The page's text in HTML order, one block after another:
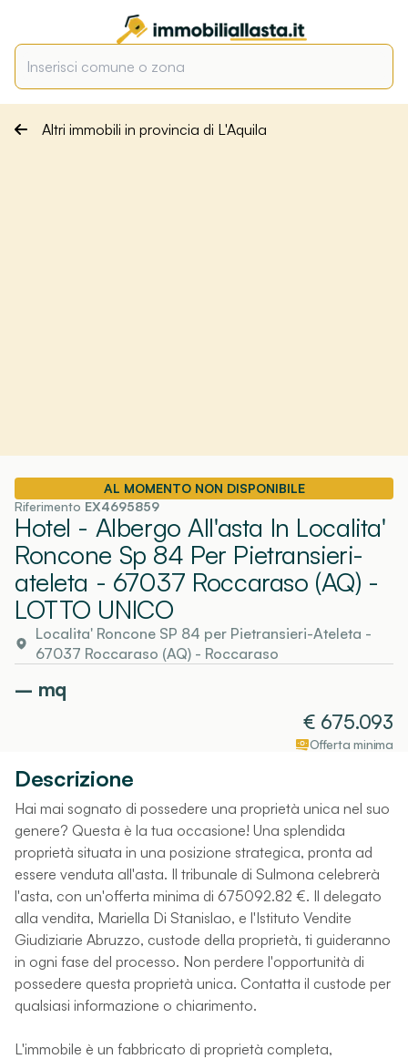
Altri immobili in provincia di L'Aquila
AL MOMENTO NON DISPONIBILE
Riferimento EX4695859
Hotel - Albergo All'asta In Localita'
Roncone Sp 84 Per Pietransieri-
ateleta - 67037 Roccaraso (AQ) -
LOTTO UNICO
Localita' Roncone SP 84 per Pietransieri-Ateleta -
67037 Roccaraso (AQ)- Roccaraso
– mq
€ 675.093
Offerta minima
Descrizione
Hai mai sognato di possedere una proprietà unica nel suo
genere? Questa è la tua occasione! Una splendida
proprietà situata in una posizione strategica, pronta ad
essere venduta all'asta. Il tribunale di Sulmona celebrerà
l'asta, con un'offerta minima di 675092.82 €. Il delegato
alla vendita, Mariella Di Stanislao, e l'Istituto Vendite
Giudiziarie Abruzzo, custode della proprietà, ti guideranno
in ogni fase del processo. Non perdere l'opportunità di
possedere questa proprietà unica. Contatta il custode per
qualsiasi informazione o chiarimento.
L'immobile è un fabbricato di proprietà completa,